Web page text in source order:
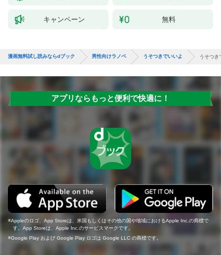
キャンペーン 無料
漫画無料試し読みならdブック 男性向けラノベ うそつきでいいよ うそつき
アプリならもっと便利で快適に！
Appleのロゴ、App Storeは、米国もしくはその他の国や地域におけるApple Inc.の商標で
す。App Storeは、Apple Inc.のサービスマークです。
Google Play および Google Play ロゴは Google LLC の商標です。